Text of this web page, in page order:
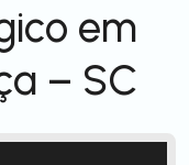
em
– SC